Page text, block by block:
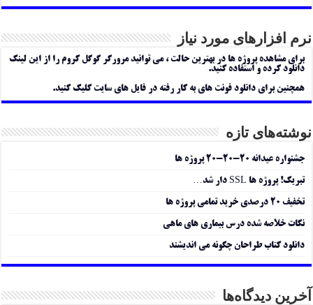
نرم افزارهای مورد نیاز
برای مشاهده پروژه ها در بهترین حالت ، می توانید مرورگر گوگل کروم را از این لینک
دانلود کرده و استفاده کنید.
همچنین برای دانلود فونت های به کار رفته در فایل های سایت کلیک کنید.
نوشته‌های تازه
جشنواره عیدانه ۲۰-۲۰-۲۰ پروژه ها
تبریک! پروژه ها SSL دار شد…
تخفیف ۲۰ درصدی خرید تمامی پروژه ها
نکات خلاصه شده درس بیماری های ماهی
دانلود کتاب طراحان چگونه می اندیشند
آخرین دیدگاه‌ها